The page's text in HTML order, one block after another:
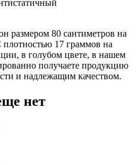
размером 80 сантиметров на
17 граммов на
в голубом цвете, в нашем
получаете продукцию
и надлежащим качеством.
нет